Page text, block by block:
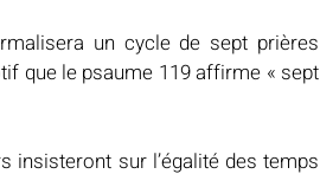
un cycle de sept prières
que le psaume 119 affirme « sept
insisteront sur l’égalité des temps